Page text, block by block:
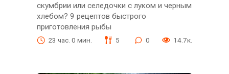
скумбрии или селедочки с луком и черным
хлебом? 9 рецептов быстрого
приготовления рыбы
23 час. 0 мин. 5 0 14.7к.